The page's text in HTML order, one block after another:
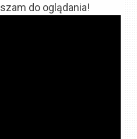
do oglądania!